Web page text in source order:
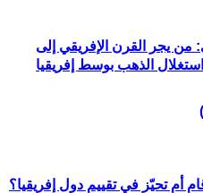
من يجر القرن الإفريقي إلى
الذهب بوسط إفريقيا
أم تحيّز في تقييم دول إفريقيا؟